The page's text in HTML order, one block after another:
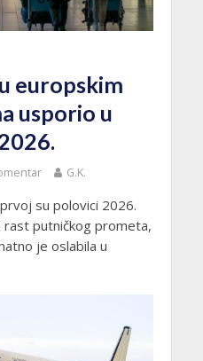
europskim
usporio u
G.K.
su polovici 2026.
rast putničkog prometa,
je oslabila u